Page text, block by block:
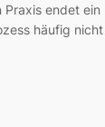
endet ein
häufig